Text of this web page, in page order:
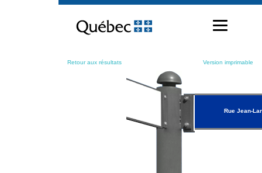
contenu
Retour aux résultats Version imprimable
Rue Jean-